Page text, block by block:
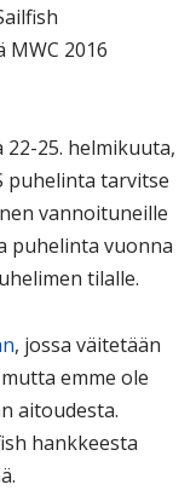
2016
25. helmikuuta,
puhelinta tarvitse
vannoituneille
puhelinta vuonna
tilalle.
, jossa väitetään
emme ole
aitoudesta.
hankkeesta